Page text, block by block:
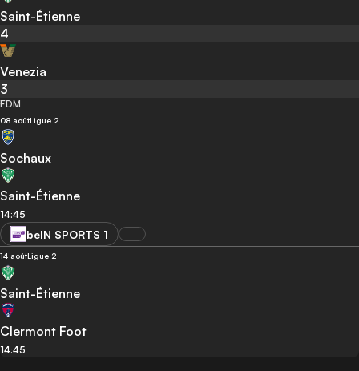
Saint-Étienne
4
Venezia
3
FDM
08 aoûtLigue 2
Sochaux
Saint-Étienne
14:45
beIN SPORTS 1
14 aoûtLigue 2
Saint-Étienne
Clermont Foot
14:45